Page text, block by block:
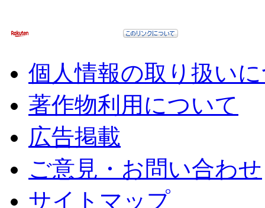
個人情報の取り扱い
著作物利用について
広告掲載
ご意見・お問い合わせ
サイトマップ